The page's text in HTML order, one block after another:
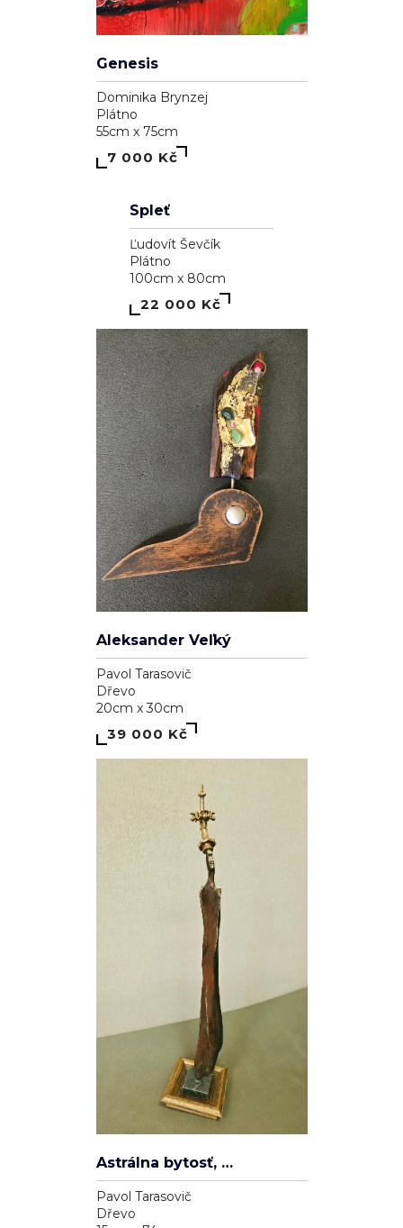
Genesis
Dominika Brynzej
Plátno
55cm x 75cm
7 000 Kč
Spleť
Ľudovít Ševčík
Plátno
100cm x 80cm
22 000 Kč
Aleksander Veľký
Pavol Tarasovič
Dřevo